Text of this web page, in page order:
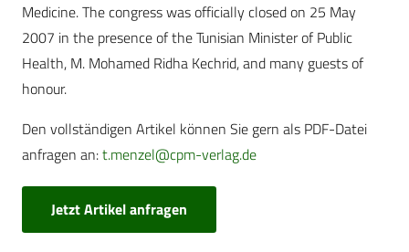
Medicine. The congress was officially closed on 25 May
2007 in the presence of the Tunisian Minister of Public
Health, M. Mohamed Ridha Kechrid, and many guests of
honour.
Den vollständigen Artikel können Sie gern als PDF-Datei
anfragen an:t.menzel@cpm-verlag.de
Jetzt Artikel anfragen